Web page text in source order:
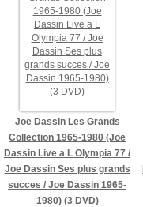
Joe Dassin Les Grands
Collection 1965-1980 (Joe
Dassin Live a L Olympia 77 /
Joe Dassin Ses plus grands
succes / Joe Dassin 1965-
1980) (3 DVD)